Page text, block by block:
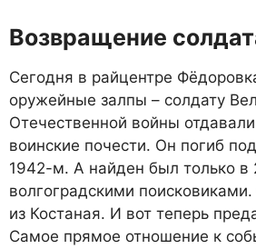
Возвращение
Сегодня в райцентре
оружейные залпы – солдату
Отечественной войны
воинские почести. Он погиб
1942-м. А найден был только в
волгоградскими
из Костаная. И вот теперь
Самое прямое отношение к